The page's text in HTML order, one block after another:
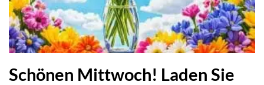
Schönen Mittwoch! Laden Sie